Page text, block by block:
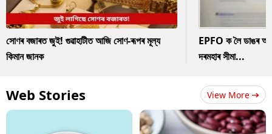
সোণৰ বজাৰত জুই! গুৱাহাটীত আজি সোণ-ৰূপৰ মূল্য
কিমান জানক
EPFO ক লৈ ডাঙৰ
দৰমহাৰ সীমা...
Web Stories View More